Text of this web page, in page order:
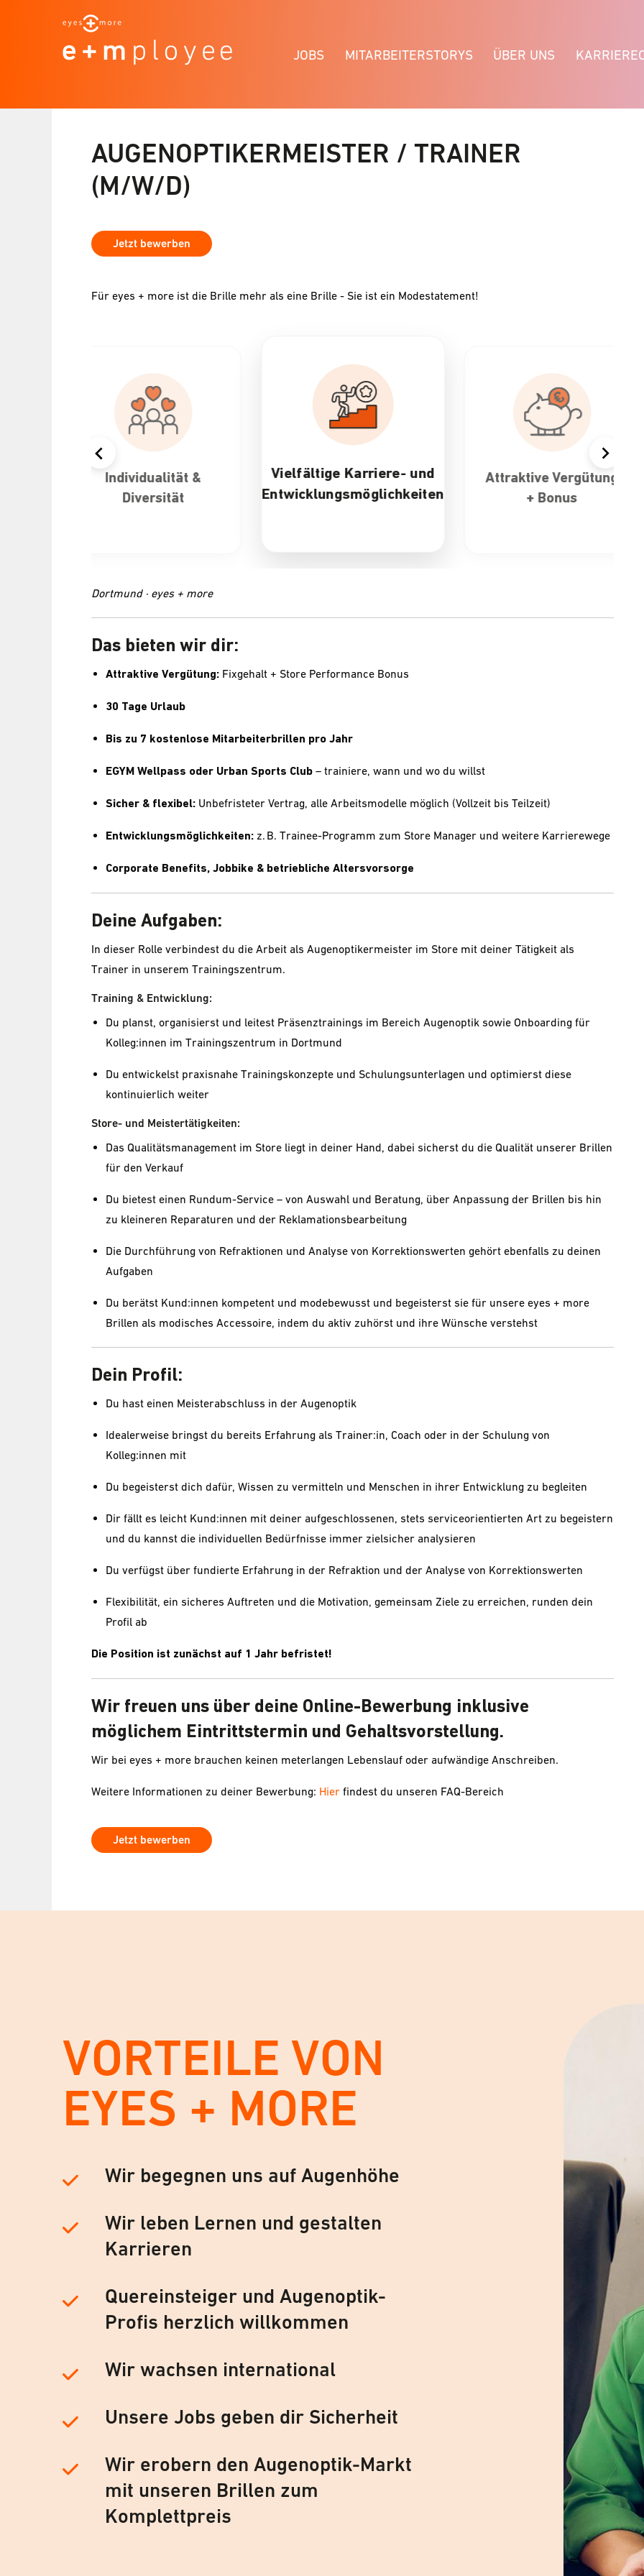
JOBS MITARBEITERSTORYS ÜBER UNS
AUGENOPTIKERMEISTER / TRAINER
(M/W/D)
Jetzt bewerben
Für eyes + more ist die Brille mehr als eine Brille - Sie ist ein Modestatement!
Vielfältige Karriere- und
Entwicklungsmöglichkeiten
Attraktive Vergütung
+ Bonus
30 Tage Urlaub &
flexible
Dortmund · eyes + more
Das bieten wir dir:
Attraktive Vergütung: Fixgehalt + Store Performance Bonus
30 Tage Urlaub
Bis zu 7 kostenlose Mitarbeiterbrillen pro Jahr
EGYM Wellpass oder Urban Sports Club – trainiere, wann und wo du willst
Sicher & flexibel: Unbefristeter Vertrag, alle Arbeitsmodelle möglich (Vollzeit bis Teilzeit)
Entwicklungsmöglichkeiten: z. B. Trainee-Programm zum Store Manager und weitere Karrierewege
Corporate Benefits, Jobbike & betriebliche Altersvorsorge
Deine Aufgaben:
In dieser Rolle verbindest du die Arbeit als Augenoptikermeister im Store mit deiner Tätigkeit als
Trainer in unserem Trainingszentrum.
Training & Entwicklung:
Du planst, organisierst und leitest Präsenztrainings im Bereich Augenoptik sowie Onboarding für
Kolleg:innen im Trainingszentrum in Dortmund
Du entwickelst praxisnahe Trainingskonzepte und Schulungsunterlagen und optimierst diese
kontinuierlich weiter
Store- und Meistertätigkeiten:
Das Qualitätsmanagement im Store liegt in deiner Hand, dabei sicherst du die Qualität unserer Brillen
für den Verkauf
Du bietest einen Rundum-Service – von Auswahl und Beratung, über Anpassung der Brillen bis hin
zu kleineren Reparaturen und der Reklamationsbearbeitung
Die Durchführung von Refraktionen und Analyse von Korrektionswerten gehört ebenfalls zu deinen
Aufgaben
Du berätst Kund:innen kompetent und modebewusst und begeisterst sie für unsere eyes + more
Brillen als modisches Accessoire, indem du aktiv zuhörst und ihre Wünsche verstehst
Dein Profil:
Du hast einen Meisterabschluss in der Augenoptik
Idealerweise bringst du bereits Erfahrung als Trainer:in, Coach oder in der Schulung von
Kolleg:innen mit
Du begeisterst dich dafür, Wissen zu vermitteln und Menschen in ihrer Entwicklung zu begleiten
Dir fällt es leicht Kund:innen mit deiner aufgeschlossenen, stets serviceorientierten Art zu begeistern
und du kannst die individuellen Bedürfnisse immer zielsicher analysieren
Du verfügst über fundierte Erfahrung in der Refraktion und der Analyse von Korrektionswerten
Flexibilität, ein sicheres Auftreten und die Motivation, gemeinsam Ziele zu erreichen, runden dein
Profil ab
Die Position ist zunächst auf 1 Jahr befristet!
Wir freuen uns über deine Online-Bewerbung inklusive
möglichem Eintrittstermin und Gehaltsvorstellung.
Wir bei eyes + more brauchen keinen meterlangen Lebenslauf oder aufwändige Anschreiben.
Weitere Informationen zu deiner Bewerbung: Hier findest du unseren FAQ-Bereich
Jetzt bewerben
VORTEILE VON
EYES + MORE
Wir begegnen uns auf Augenhöhe
Wir leben Lernen und gestalten
Karrieren
Quereinsteiger und Augenoptik-
Profis herzlich willkommen
Wir wachsen international
Unsere Jobs geben dir Sicherheit
Wir erobern den Augenoptik-Markt
mit unseren Brillen zum
Komplettpreis